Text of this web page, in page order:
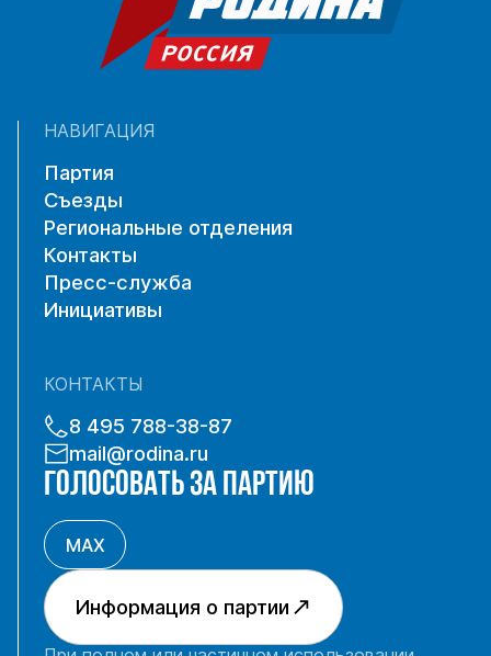
НАВИГАЦИЯ
Партия
Съезды
Региональные отделения
Контакты
Пресс-служба
Инициативы
КОНТАКТЫ
8 495 788-38-87
mail@rodina.ru
ГОЛОСОВАТЬ ЗА ПАРТИЮ
MAX
Информация о партии